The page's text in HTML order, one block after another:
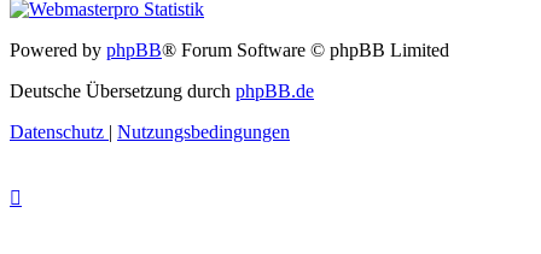
Powered by phpBB® Forum Software © phpBB Limited
Deutsche Übersetzung durch phpBB.de
Datenschutz | Nutzungsbedingungen